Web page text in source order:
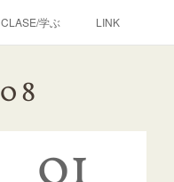
CLASE/学ぶ LINK
08